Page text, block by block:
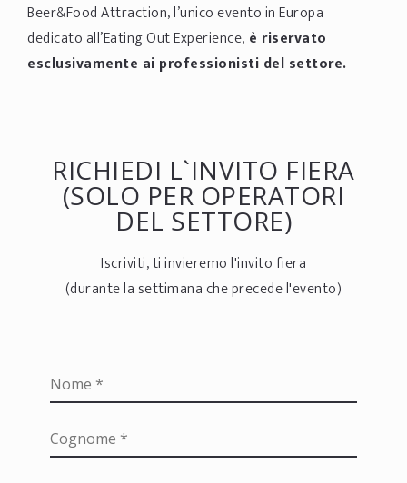
Beer&Food Attraction, l’unico evento in Europa
dedicato all’Eating Out Experience, è riservato
esclusivamente ai professionisti del settore.
RICHIEDI L`INVITO FIERA
(SOLO PER OPERATORI
DEL SETTORE)
Iscriviti, ti invieremo l'invito fiera
(durante la settimana che precede l'evento)